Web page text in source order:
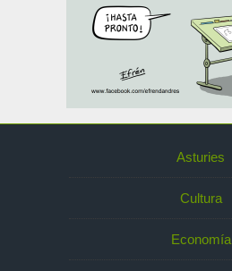
Asturies
Cultura
Economía